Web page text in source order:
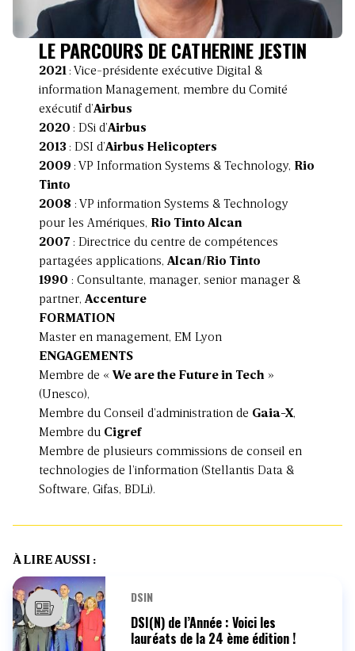
LE PARCOURS DE CATHERINE JESTIN
2021: Vice-présidente exécutive Digital &
information Management, membre du Comité
exécutif d’Airbus
2020: DSi d’Airbus
2013: DSI d’Airbus Helicopters
2009: VP Information Systems & Technology, Rio
Tinto
2008 : VP information Systems & Technology
pour les Amériques, Rio Tinto Alcan
2007: Directrice du centre de compétences
partagées applications,Alcan/Rio Tinto
1990 : Consultante, manager, senior manager &
partner,Accenture
FORMATION
Master en management, EM Lyon
ENGAGEMENTS
Membre de «We are the Future in Tech »
(Unesco),
Membre du Conseil d’administration de Gaia-X,
Membre du Cigref
Membre de plusieurs commissions de conseil en
technologies de l’information (Stellantis Data &
Software, Gifas, BDLi).
À LIRE AUSSI :
DSIN
DSI(N) de l’Année : Voici les
lauréats de la 24 ème édition !